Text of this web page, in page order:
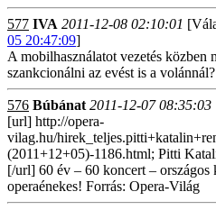
577 IVA 2011-12-08 02:10:01
05 20:47:09]
A mobilhasználatot vezetés közben
szankcionálni az evést is a volánnál?
576 Búbánat 2011-12-07 08:35:03
[url] http://opera-
vilag.hu/
(2011+12+05)-1186.html; Pitti
[/url] 60 év – 60 koncert – országos
operaénekes! Forrás: Opera-Világ